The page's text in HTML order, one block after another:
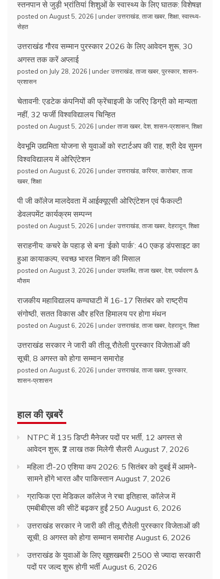
स्तनपान से जुड़ी भ्रांतियां शिशुओं के स्वास्थ्य के लिए घातक: विशेषज्ञ
posted on August 5, 2026 | underउत्तराखंड ताजा खबर शिक्षा स्वास्थ्य-
सेहत
उत्तराखंड गौरव सम्मान पुरस्कार 2026 के लिए आवेदन शुरू, 30
अगस्त तक करें अप्लाई
posted on July 28, 2026 | underउत्तराखंड ताजा खबर पुरस्कार शासन-
प्रशासन
चेतावनी: एडटेक कंपनियों की फ्रेंचाइजी के जरिए डिग्री को मान्यता
नहीं, 32 फर्जी विश्वविद्यालय चिन्हित
posted on August 5, 2026 | underताजा खबर देश, शासन-प्रशासन, शिक्षा
देवभूमि उद्यमिता योजना से युवाओं को स्टार्टअप की राह, श्री देव सुमन
विश्वविद्यालय में ओरिएंटेशन
posted on August 6, 2026 | underउत्तराखंड करियर कारोबार ताजा
खबर शिक्षा
पी जी कॉलेज मालदेवता में आईक्यूएसी ओरिएंटेशन एवं फैकल्टी
डेवलपमेंट कार्यक्रम सम्पन्न
posted on August 5, 2026 | underउत्तराखंड ताजा खबर देहरादून, शिक्षा
सराहनीय: कचरे के पहाड़ से बना ‘ईको पार्क’: 40 एकड़ डंपसाइट का
हुआ कायाकल्प, स्वच्छ भारत मिशन की मिसाल
posted on August 3, 2026 | underउपलब्धि ताजा खबर देश, पर्यावरण &
मौसम
राजकीय महाविद्यालय कण्वघाटी में 16-17 सितंबर को राष्ट्रीय
संगोष्ठी, सतत विकास और हरित हिमालय पर होगा मंथन
posted on August 6, 2026 | underउत्तराखंड ताजा खबर देहरादून, शिक्षा
उत्तराखंड सरकार ने जारी की तीलू रौतेली पुरस्कार विजेताओं की
सूची, 8 अगस्त को होगा सम्मान समारोह
posted on August 6, 2026 | underउत्तराखंड ताजा खबर पुरस्कार
शासन-प्रशासन
हाल की ख़बरें
NTPC में 135 डिप्टी मैनेजर पदों पर भर्ती, 12 अगस्त से
आवेदन शुरू, ₹2 लाख तक मिलेगी सैलरी August 7, 2026
महिला टी-20 एशिया कप 2026: 5 सितंबर को दुबई में आमने-
सामने होंगे भारत और पाकिस्तान August 7, 2026
ग्राफिक एरा मेडिकल कॉलेज ने रचा इतिहास, कॉलेज में
एमबीबीएस की सीटें बढ़कर हुईं 250 August 6, 2026
उत्तराखंड सरकार ने जारी की तीलू रौतेली पुरस्कार विजेताओं की
सूची, 8 अगस्त को होगा सम्मान समारोह August 6, 2026
उत्तराखंड के युवाओं के लिए खुशखबरी! 2500 से ज्यादा सरकारी
पदों पर जल्द शुरू होगी भर्ती August 6, 2026